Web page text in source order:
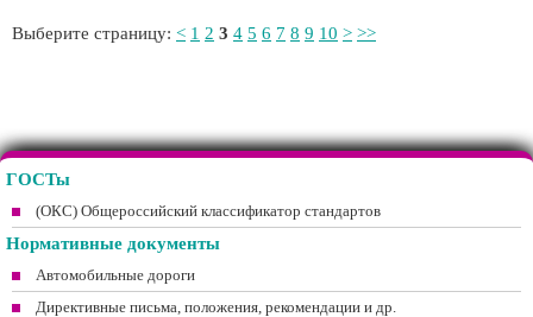
Выберите страницу: < 1 2 3 4 5 6 7 8 9 10 > >>
ГОСТы
(ОКС) Общероссийский классификатор стандартов
Нормативные документы
Автомобильные дороги
Директивные письма, положения, рекомендации и др.